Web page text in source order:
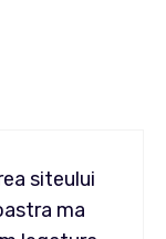
siteului
ma